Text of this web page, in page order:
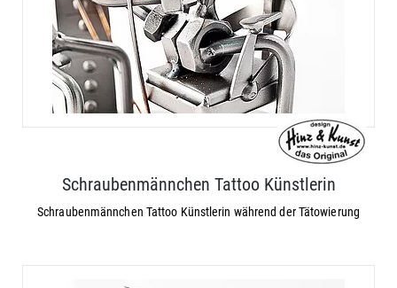
Schraubenmännchen Tattoo Künstlerin
Schraubenmännchen Tattoo Künstlerin während der Tätowierung